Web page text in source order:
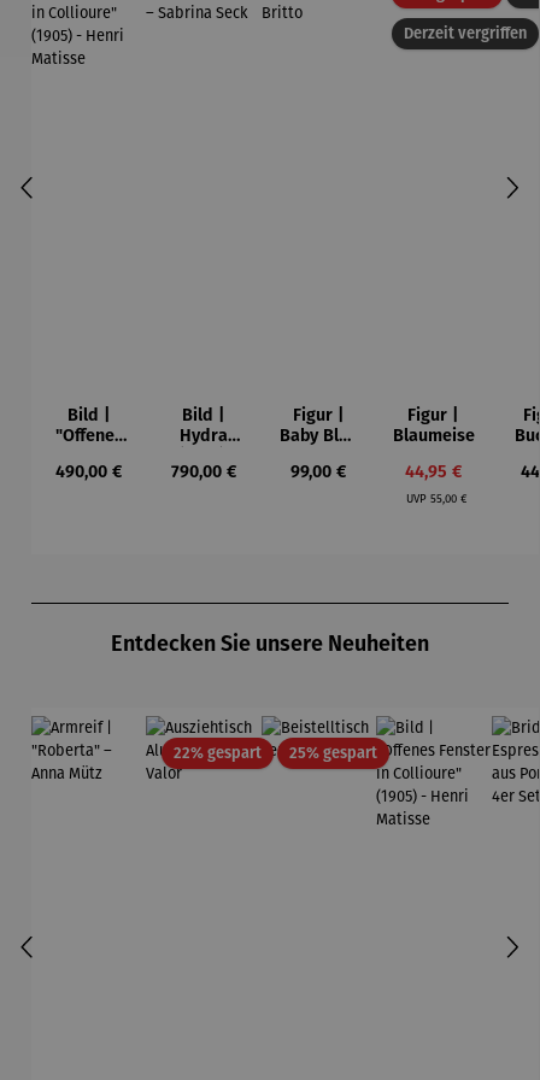
Bild |
"Offenes
Collioure"
Regulärer Preis:
490,00 €
Bild |
Hydra
gerahmt –
Regulärer Preis:
790,00 €
Figur |
Baby Blue
Britto
Regulärer Preis:
99,00 €
Derzeit vergriffen
Figur |
Blaumeise
Verkaufspreis:
44,95 €
UVP Regulärer Preis:
55,00 €
Entdecken Sie unsere Neuheiten
22% gespartRabatt25% gespartRabatt